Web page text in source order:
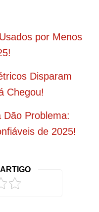
por Menos
Disparam
Chegou!
Dão Problema:
de 2025!